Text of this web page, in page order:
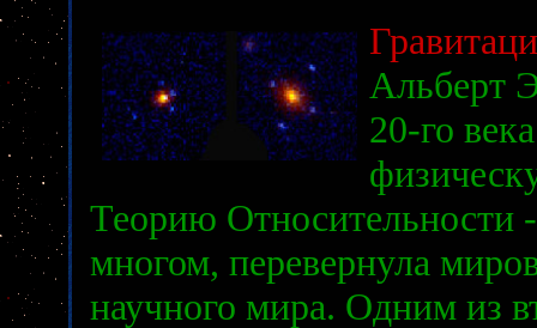
Альберт
20-го
Теорию Относительности
многом, перевернула
научного мира. Одним из